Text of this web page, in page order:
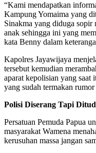
“Kami mendapatkan
Kampung Yomaima yang
Sinakma yang diduga sopir
anak sehingga ini yang
kata Benny dalam
Kapolres Jayawijaya
tersebut kemudian
aparat kepolisian yang saat
yang sudah termakan rumor
Polisi Diserang Tapi
Persatuan Pemuda Papua
masyarakat Wamena
kerusuhan massa jangan